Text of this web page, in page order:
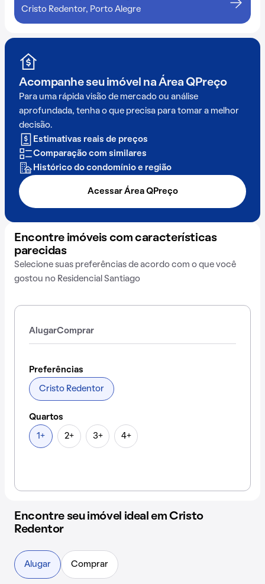
Cristo Redentor, Porto Alegre
Acompanhe seu imóvel na Área QPreço
Para uma rápida visão de mercado ou análise
aprofundada, tenha o que precisa para tomar a melhor
decisão.
Estimativas reais de preços
Comparação com similares
Histórico do condomínio e região
Acessar Área QPreço
Encontre imóveis com características
parecidas
Selecione suas preferências de acordo com o que você
gostou no Residencial Santiago
AlugarComprar
Preferências
Cristo Redentor
Quartos
1+ 2+ 3+ 4+
Encontre seu imóvel ideal em Cristo
Redentor
Alugar Comprar